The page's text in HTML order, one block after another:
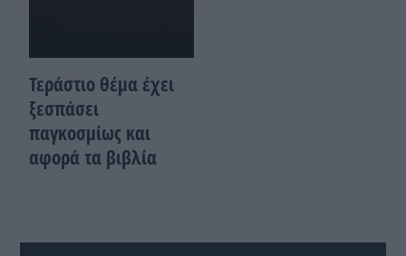
Τεράστιο θέμα έχει
ξεσπάσει
παγκοσμίως και
αφορά τα βιβλία